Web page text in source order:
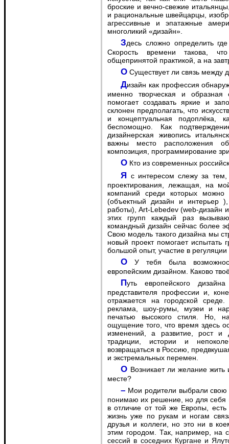
броские и вечно-свежие
и рациональные швейцарцы,
агрессивные и эпатажные
многоликий «дизайн».
Здесь сложно определить где кончается традиция и начинается инновация.
Скорость времени такова,
общепринятой практикой, а на
O Существует ли связь между
Дизайн как профессия обнаруживает связь с множеством дисциплин и конечно
именно творческая и образная
помогает создавать яркие и
склонен предполагать, что
и концептуальная подоплёка,
беспомощно. Как
дизайнерская живопись
важны место расположения
композиция, программирование
O Кто из современных
Я с интересом слежу за тем, как у нас развивается практика коллективного
проектирования, лежащая, на
компаний среди которых можно
(объектный дизайн и интерьер
работы), Art-Lebedev (web-дизайн
этих групп каждый раз
командный дизайн сейчас более
Свою модель такого дизайна мы
новый проект помогает испытать
большой опыт, участие в
O У тебя была возможность непосредственного знакомства с живым
европейским дизайном. Каково
Путь европейского дизайна долог и интересен, думаю, для каждого
представителя профессии и,
отражается на городской
реклама, шоу-румы, музеи и
печатью высокого стиля. Но,
ощущение того, что время здесь
изменений, а развитие, рост и
традиции, истории и
возвращаться в Россию,
и экстремальных перемен.
O Возникает ли желание жить и работать не в Сибири и в Тюмени, а в другом
месте?
– Мои родители выбрали свою жизнь за пределами нашей страны. Я уважаю и
понимаю их решение, но для себя
в отличие от той же Европы,
жизнь уже по рукам и ногам
друзья и коллеги, но это ни в
этим городом. Так, например, на
сессий в соседних Кургане и